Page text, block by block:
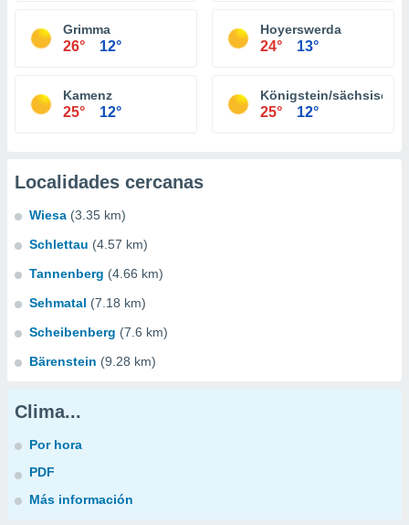
Grimma
26° 12°
Hoyerswerda
24° 13°
Kamenz
25° 12°
Königstein/sächsische
25° 12°
Localidades cercanas
Wiesa (3.35 km)
Schlettau (4.57 km)
Tannenberg (4.66 km)
Sehmatal (7.18 km)
Scheibenberg (7.6 km)
Bärenstein (9.28 km)
Clima...
Por hora
PDF
Más información